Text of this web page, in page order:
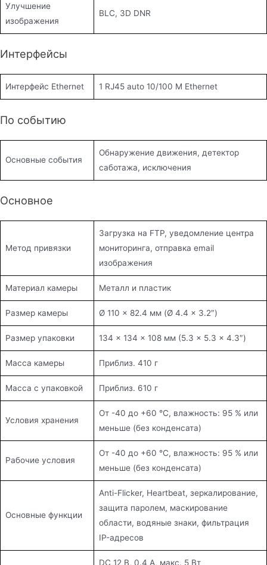
Улучшение
изображения
BLC, 3D DNR
Интерфейсы
Интерфейс Ethernet 1 RJ45 auto 10/100 М Ethernet
По событию
Основные события
Обнаружение движения, детектор
саботажа, исключения
Основное
Метод привязки
Загрузка на FTP, уведомление центра
мониторинга, отправка email
изображения
Материал камеры Металл и пластик
Размер камеры Ø 110 × 82.4 мм (Ø 4.4 × 3.2″)
Размер упаковки 134 × 134 × 108 мм (5.3 × 5.3 × 4.3″)
Масса камеры Приблиз. 410 г
Масса с упаковкой Приблиз. 610 г
Условия хранения
От -40 до +60 °C, влажность: 95 % или
меньше (без конденсата)
Рабочие условия
От -40 до +60 °C, влажность: 95 % или
меньше (без конденсата)
Основные функции
Anti-Flicker, Heartbeat, зеркалирование,
защита паролем, маскирование
области, водяные знаки, фильтрация
IP-адресов
DC 12 В, 0.4 А, макс. 5 Вт